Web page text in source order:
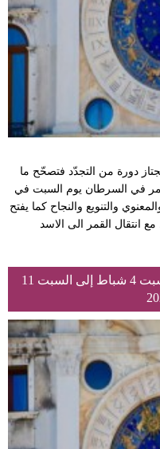
وسفر
ديكور
أخبار
إعلام
مرأة
علوم
بيئة
مدوَّنات
أبراج
فيديو
دورة من التجدّد فتصحّح ما
في السرطان يوم السبت في
والتنويع والنجاح كما يفتح
انتقال القمر الى الاسد
توقعات مولود برج الجوزاء من السبت 4 شباط إلى السبت 11